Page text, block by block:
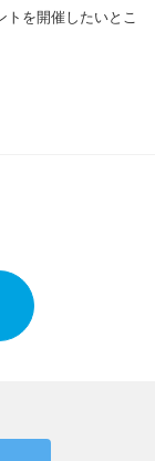
トを開催したいとこ